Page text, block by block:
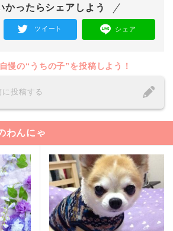
かったらシェアしよう
ツイート シェア
慢の“うちの子”を投稿しよう！
投稿する
わんにゃ